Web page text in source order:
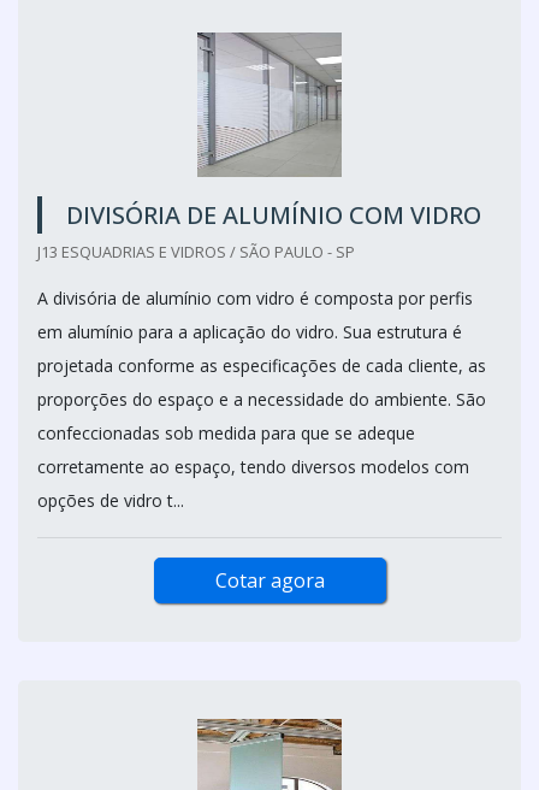
DIVISÓRIA DE ALUMÍNIO COM VIDRO
J13 ESQUADRIAS E VIDROS / SÃO PAULO - SP
A divisória de alumínio com vidro é composta por perfis
em alumínio para a aplicação do vidro. Sua estrutura é
projetada conforme as especificações de cada cliente, as
proporções do espaço e a necessidade do ambiente. São
confeccionadas sob medida para que se adeque
corretamente ao espaço, tendo diversos modelos com
opções de vidro t...
Cotar agora